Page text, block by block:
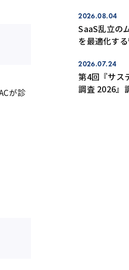
が診
2026.08.04
SaaS乱立の
を最適化す
2026.07.24
第4回『サス
調査 2026』